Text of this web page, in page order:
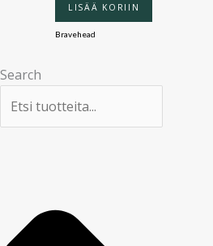
LISÄÄ KORIIN
Bravehead
Search